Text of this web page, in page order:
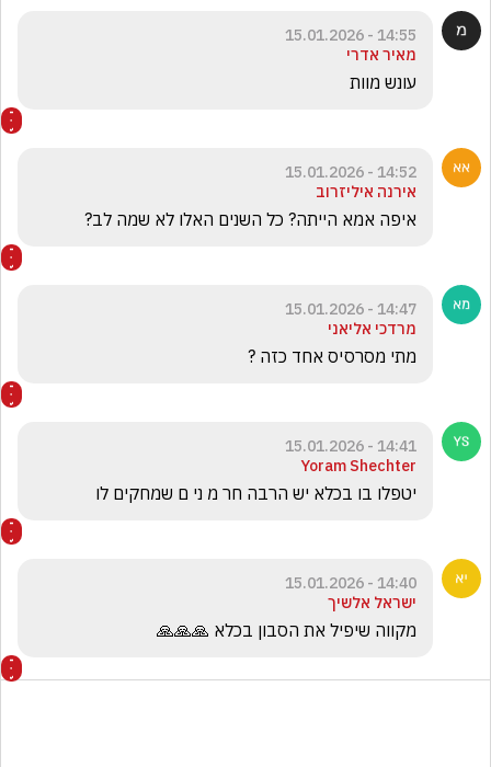
14:55 - 15.01.2026
מאיר אדרי
עונש מוות
14:52 - 15.01.2026
אירנה איליזרוב
איפה אמא הייתה? כל השנים האלו לא שמה לב?
14:47 - 15.01.2026
מרדכי אליאני
מתי מסרסיס אחד כזה ?
14:41 - 15.01.2026
Yoram Shechter
יטפלו בו בכלא יש הרבה חר מ ני ם שמחקים לו
14:40 - 15.01.2026
ישראל אלשיך
מקווה שיפיל את הסבון בכלא 🙏🙏🙏